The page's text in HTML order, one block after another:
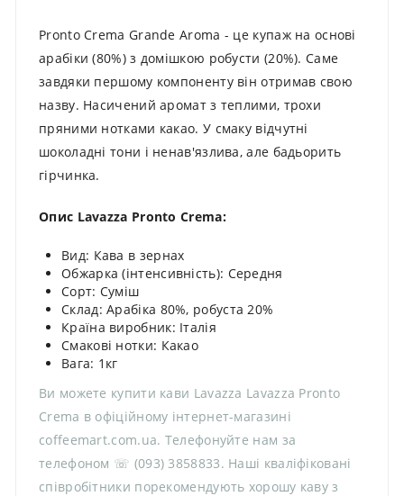
Pronto Crema Grande Aroma - це купаж на основі
арабіки (80%) з домішкою робусти (20%). Саме
завдяки першому компоненту він отримав свою
назву. Насичений аромат з теплими, трохи
пряними нотками какао. У смаку відчутні
шоколадні тони і ненав'язлива, але бадьорить
гірчинка.
Опис Lavazza Pronto Crema:
Вид: Кава в зернах
Обжарка (інтенсивність): Середня
Сорт: Суміш
Склад: Арабіка 80%, робуста 20%
Країна виробник: Італія
Смакові нотки: Какао
Вага: 1кг
Ви можете купити кави Lavazza Lavazza Pronto
Crema в офіційному інтернет-магазині
coffeemart.com.ua. Телефонуйте нам за
телефоном ☏ (093) 3858833. Наші кваліфіковані
співробітники порекомендують хорошу каву з